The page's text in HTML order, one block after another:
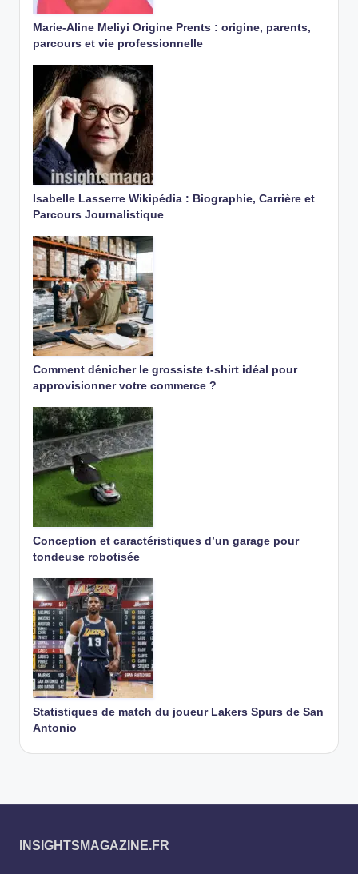
Marie-Aline Meliyi Origine Prents : origine, parents,
parcours et vie professionnelle
Isabelle Lasserre Wikipédia : Biographie, Carrière et
Parcours Journalistique
Comment dénicher le grossiste t-shirt idéal pour
approvisionner votre commerce ?
Conception et caractéristiques d’un garage pour
tondeuse robotisée
Statistiques de match du joueur Lakers Spurs de San
Antonio
INSIGHTSMAGAZINE.FR